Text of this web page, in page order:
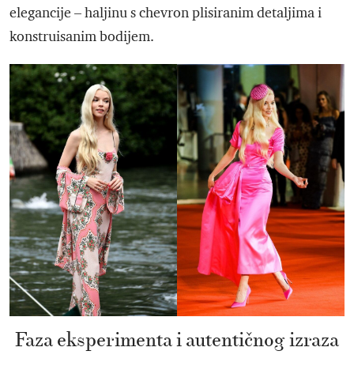
elegancije – haljinu s chevron plisiranim detaljima i
konstruisanim bodijem.
Faza eksperimenta i autentičnog izraza